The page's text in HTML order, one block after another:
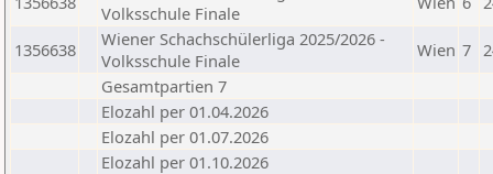
Volksschule Finale
1356638
Wiener Schachschülerliga 2025/2026 -
Volksschule Finale
Wien 7
Gesamtpartien 7
Elozahl per 01.04.2026
Elozahl per 01.07.2026
Elozahl per 01.10.2026